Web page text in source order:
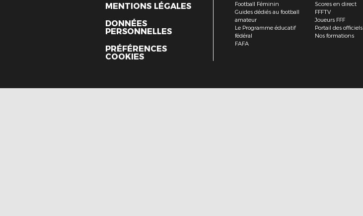
MENTIONS LÉGALES
DONNÉES
PERSONNELLES
PRÉFÉRENCES
COOKIES
Football Féminin
Guides dédiés au football
amateur
Le Programme éducatif
fédéral
FAFA
Scores en direct
FFFTV
Joueurs FFF
Portail des officiels
Nos formations